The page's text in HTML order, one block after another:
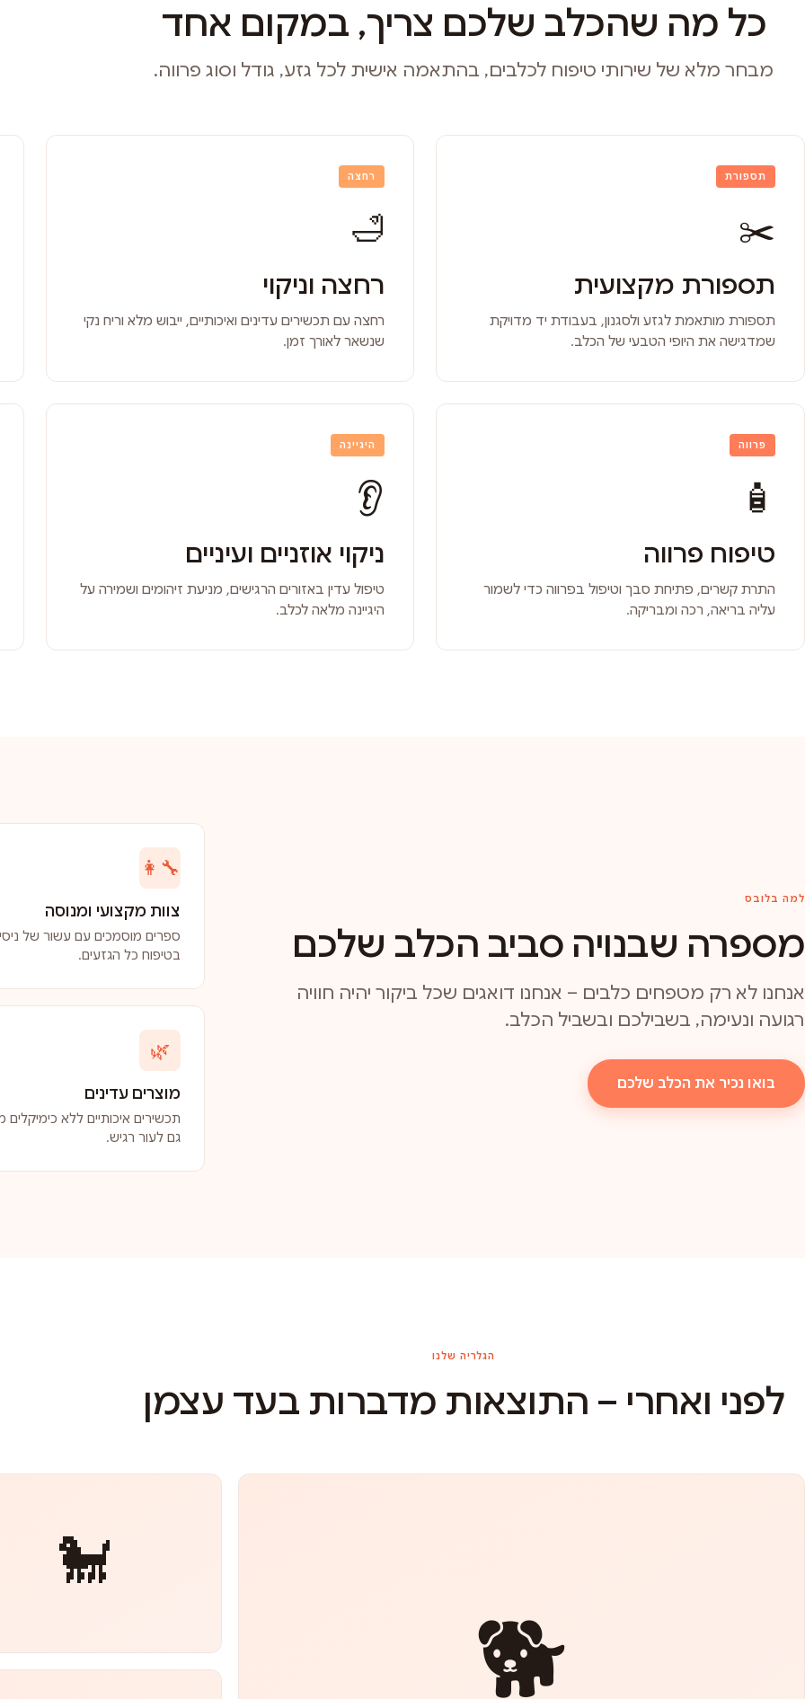
כל מה שהכלב שלכם צריך, במקום אחד
מבחר מלא של שירותי טיפוח לכלבים, בהתאמה אישית לכל גזע, גודל וסוג פרווה.
תספורת
✂️
תספורת מקצועית
תספורת מותאמת לגזע ולסגנון, בעבודת יד מדויקת
שמדגישה את היופי הטבעי של הכלב.
רחצה
🛁
רחצה וניקוי
רחצה עם תכשירים עדינים ואיכותיים, ייבוש מלא וריח נקי
שנשאר לאורך זמן.
פרווה
🧴
טיפוח פרווה
התרת קשרים, פתיחת סבך וטיפול בפרווה כדי לשמור
עליה בריאה, רכה ומבריקה.
היגיינה
👂
ניקוי אוזניים ועיניים
טיפול עדין באזורים הרגישים, מניעת זיהומים ושמירה על
היגיינה מלאה לכלב.
למה בלובס
מספרה שבנויה סביב הכלב שלכם
אנחנו לא רק מטפחים כלבים – אנחנו דואגים שכל ביקור יהיה חוויה
רגועה ונעימה, בשבילכם ובשביל הכלב.
בואו נכיר את הכלב שלכם
👩‍🔧
צוות מקצועי ומנוסה
ספרים מוסמכים עם עשור של
בטיפוח כל הגזעים.
🌿
מוצרים עדינים
תכשירים איכותיים ללא כימיקלים
גם לעור רגיש.
הגלריה שלנו
לפני ואחרי – התוצאות מדברות בעד עצמן
🐕
🐩